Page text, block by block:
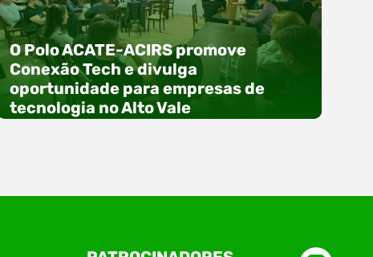
O Polo ACATE-ACIRS promove
Conexão Tech e divulga
oportunidade para empresas de
tecnologia no Alto Vale
O Polo ACATE-ACIRS, por meio do NIAVI – Núcleo